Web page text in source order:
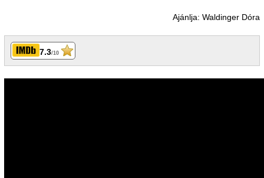
Ajánlja: Waldinger Dóra
7.3/10